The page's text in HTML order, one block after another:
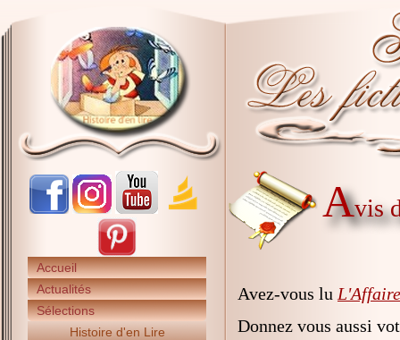
Accueil
Actualités
Sélections
Histoire d'en Lire
Avis
Avez-vous lu
Donnez vous aussi